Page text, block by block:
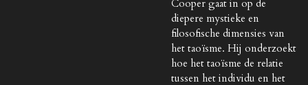
Cooper gaat in op de
diepere mystieke en
filosofische dimensies van
het taoïsme. Hij onderzoekt
hoe het taoïsme de relatie
tussen het individu en het